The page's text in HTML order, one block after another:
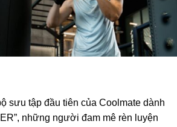
sưu tập đầu tiên của Coolmate dành
những người đam mê rèn luyện